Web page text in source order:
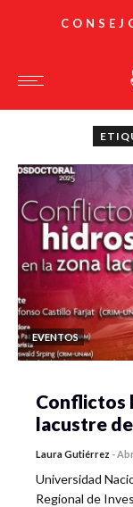
EVENTOS
Conflictos
lacustre
Laura Gutiérrez -
Universidad
Regional de